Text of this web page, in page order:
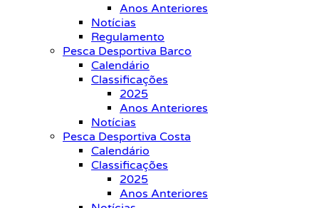
Anos Anteriores
Notícias
Regulamento
Pesca Desportiva Barco
Calendário
Classificações
2025
Anos Anteriores
Notícias
Pesca Desportiva Costa
Calendário
Classificações
2025
Anos Anteriores